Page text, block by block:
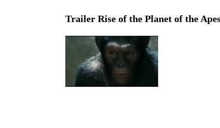
Trailer Rise of the Planet of the